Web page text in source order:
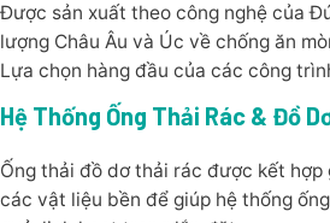
Được sản xuất theo công nghệ của
lượng Châu Âu và Úc về chống ăn
Lựa chọn hàng đầu của các công
Hệ Thống Ống Thải Rác & Đồ
Ống thải đồ dơ thải rác được kết hợp
các vật liệu bền để giúp hệ thống